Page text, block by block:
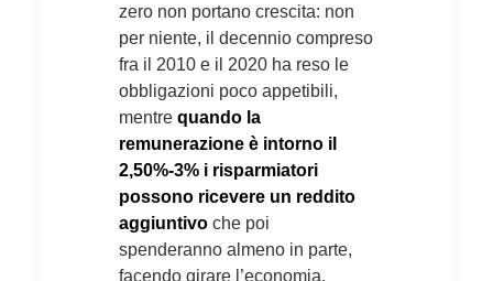
zero non portano crescita: non
per niente, il decennio compreso
fra il 2010 e il 2020 ha reso le
obbligazioni poco appetibili,
mentre quando la
remunerazione è intorno il
2,50%-3% i risparmiatori
possono ricevere un reddito
aggiuntivo che poi
spenderanno almeno in parte,
facendo girare l’economia.